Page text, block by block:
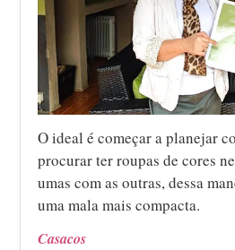
O ideal é começar a planejar
procurar ter roupas de cores
umas com as outras, dessa
uma mala mais compacta.
Casacos